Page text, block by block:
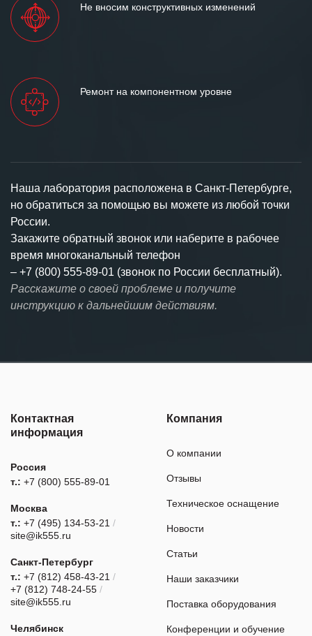
Не вносим конструктивных изменений
Ремонт на компонентном уровне
Наша лаборатория расположена в Санкт-Петербурге,
но обратиться за помощью вы можете из любой точки
России.
Закажите обратный звонок или наберите в рабочее
время многоканальный телефон
– +7 (800) 555-89-01 (звонок по России бесплатный).
Расскажите о своей проблеме и получите
инструкцию к дальнейшим действиям.
Контактная
информация
Россия
т.: +7 (800) 555-89-01
Москва
т.: +7 (495) 134-53-21 /
site@ik555.ru
Санкт-Петербург
т.: +7 (812) 458-43-21 /
+7 (812) 748-24-55 /
site@ik555.ru
Челябинск
Компания
О компании
Отзывы
Техническое оснащение
Новости
Статьи
Наши заказчики
Поставка оборудования
Конференции и обучение